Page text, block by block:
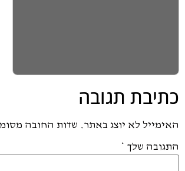
כתיבת תגובה
האימייל לא יוצג באתר. שדות החובה
התגובה שלך *